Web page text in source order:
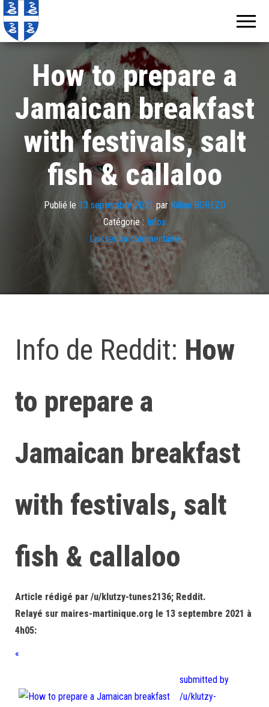
How to prepare a
Jamaican breakfast
with festivals, salt
fish & callaloo
Publié le 13 septembre 2021 parKillian BOREZO
Catégorie : Infos
Laisser un commentaire
Info de Reddit: How
to prepare a
Jamaican breakfast
with festivals, salt
fish & callaloo
Article rédigé par /u/klutzy-tunes2136; Reddit.
Relayé sur maires-martinique.org le 13 septembre 2021 à
4h05:
«
submitted by
/u/klutzy-